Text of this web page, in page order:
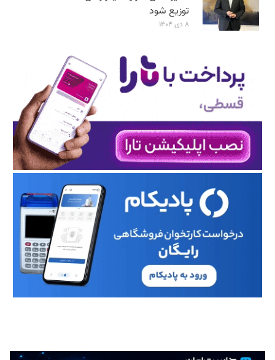
توزیع شود
۸ دی ۱۴۰۴